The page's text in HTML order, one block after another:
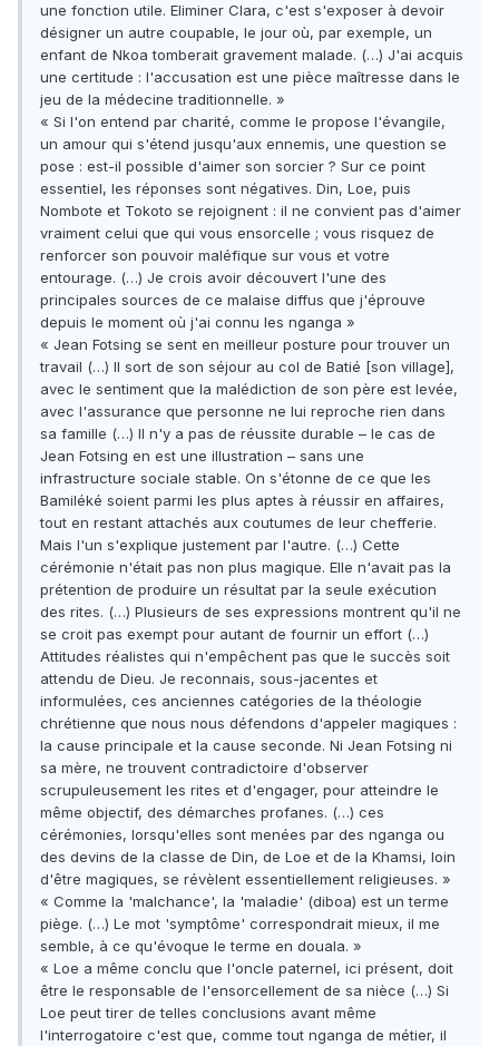
une fonction utile. Eliminer Clara, c'est s'exposer à devoir
désigner un autre coupable, le jour où, par exemple, un
enfant de Nkoa tomberait gravement malade. (…) J'ai acquis
une certitude : l'accusation est une pièce maîtresse dans le
jeu de la médecine traditionnelle. »
« Si l'on entend par charité, comme le propose l'évangile,
un amour qui s'étend jusqu'aux ennemis, une question se
pose : est-il possible d'aimer son sorcier ? Sur ce point
essentiel, les réponses sont négatives. Din, Loe, puis
Nombote et Tokoto se rejoignent : il ne convient pas d'aimer
vraiment celui que qui vous ensorcelle ; vous risquez de
renforcer son pouvoir maléfique sur vous et votre
entourage. (…) Je crois avoir découvert l'une des
principales sources de ce malaise diffus que j'éprouve
depuis le moment où j'ai connu les nganga »
« Jean Fotsing se sent en meilleur posture pour trouver un
travail (…) Il sort de son séjour au col de Batié [son village],
avec le sentiment que la malédiction de son père est levée,
avec l'assurance que personne ne lui reproche rien dans
sa famille (…) Il n'y a pas de réussite durable – le cas de
Jean Fotsing en est une illustration – sans une
infrastructure sociale stable. On s'étonne de ce que les
Bamiléké soient parmi les plus aptes à réussir en affaires,
tout en restant attachés aux coutumes de leur chefferie.
Mais l'un s'explique justement par l'autre. (…) Cette
cérémonie n'était pas non plus magique. Elle n'avait pas la
prétention de produire un résultat par la seule exécution
des rites. (…) Plusieurs de ses expressions montrent qu'il ne
se croit pas exempt pour autant de fournir un effort (…)
Attitudes réalistes qui n'empêchent pas que le succès soit
attendu de Dieu. Je reconnais, sous-jacentes et
informulées, ces anciennes catégories de la théologie
chrétienne que nous nous défendons d'appeler magiques :
la cause principale et la cause seconde. Ni Jean Fotsing ni
sa mère, ne trouvent contradictoire d'observer
scrupuleusement les rites et d'engager, pour atteindre le
même objectif, des démarches profanes. (…) ces
cérémonies, lorsqu'elles sont menées par des nganga ou
des devins de la classe de Din, de Loe et de la Khamsi, loin
d'être magiques, se révèlent essentiellement religieuses. »
« Comme la 'malchance', la 'maladie' (diboa) est un terme
piège. (…) Le mot 'symptôme' correspondrait mieux, il me
semble, à ce qu'évoque le terme en douala. »
« Loe a même conclu que l'oncle paternel, ici présent, doit
être le responsable de l'ensorcellement de sa nièce (…) Si
Loe peut tirer de telles conclusions avant même
l'interrogatoire c'est que, comme tout nganga de métier, il